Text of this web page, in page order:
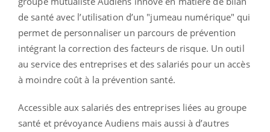
de santé avec l’utilisation d’un "jumeau numérique" qui
permet de personnaliser un parcours de prévention
intégrant la correction des facteurs de risque. Un outil
au service des entreprises et des salariés pour un accès
à moindre coût à la prévention santé.
Accessible aux salariés des entreprises liées au groupe
santé et prévoyance Audiens mais aussi à d’autres